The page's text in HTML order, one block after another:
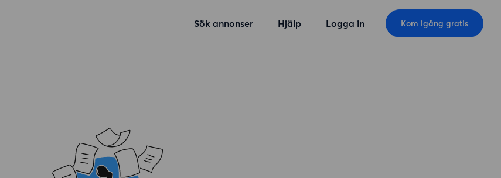
Sök annonser Hjälp Logga in Kom igång gratis